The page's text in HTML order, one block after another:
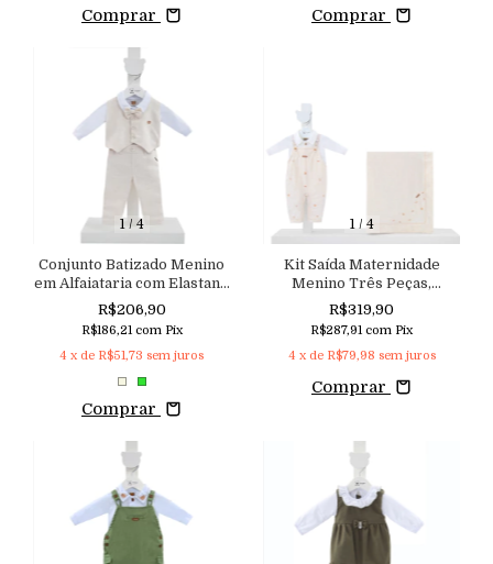
Comprar Comprar
1/ 4
Conjunto Batizado Menino
em Alfaiataria com Elastano
com Body Colete e Calça
Aconchego
R$206,90
R$186,21 com Pix
4 x de R$51,73 sem juros
Comprar
1/ 4
Kit Saída Maternidade
Menino Três Peças,
Macacão em Malha de
Algodão, Jardineira e
Manta em Moletinho
Bordado Navy Aconchego
R$319,90
R$287,91 com Pix
4 x de R$79,98 sem juros
Comprar